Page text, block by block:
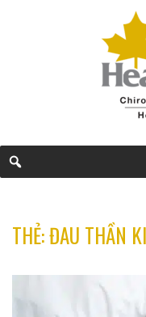
THẺ:ĐAU THẦN